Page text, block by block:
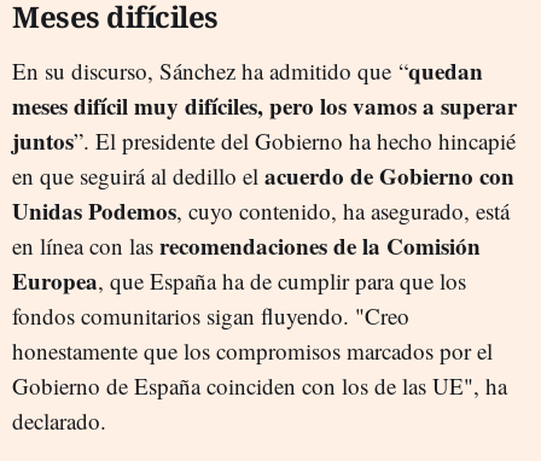
Meses difíciles
En su discurso, Sánchez ha admitido que “quedan
meses difícil muy difíciles, pero los vamos a superar
juntos”. El presidente del Gobierno ha hecho hincapié
en que seguirá al dedillo el acuerdo de Gobierno con
Unidas Podemos, cuyo contenido, ha asegurado, está
en línea con las recomendaciones de la Comisión
Europea, que España ha de cumplir para que los
fondos comunitarios sigan fluyendo. "Creo
honestamente que los compromisos marcados por el
Gobierno de España coinciden con los de las UE", ha
declarado.